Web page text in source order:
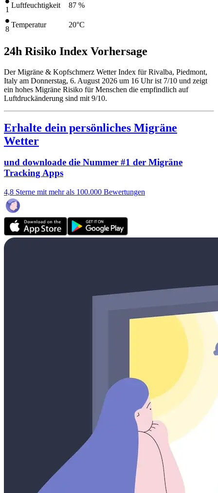
1
Luftfeuchtigkeit 87 %
8
Temperatur 20°C
24h Risiko Index Vorhersage
Der Migräne & Kopfschmerz Wetter Index für Rivalba, Piedmont,
Italy am Donnerstag, 6. August 2026 um 16 Uhr ist 7/10 und zeigt
ein hohes Migräne Risiko für Menschen die empfindlich auf
Luftdruckänderung sind mit 9/10.
Erhalte dein persönliches Migräne
Wetter
und downloade die Nummer #1 der Migräne
Tracking Apps
4,8 Sterne mit mehr als 100.000 Bewertungen